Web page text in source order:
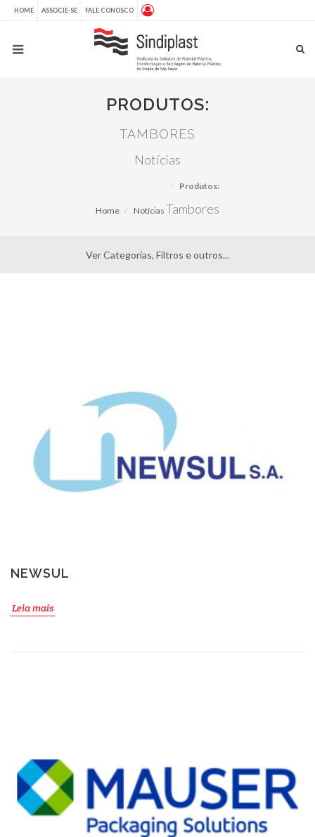
HOME ASSOCIE-SE FALE CONOSCO
PRODUTOS:
TAMBORES
Notícias
Home Notícias
Produtos:
Tambores
Ver Categorias, Filtros e outros...
NEWSUL
Leia mais